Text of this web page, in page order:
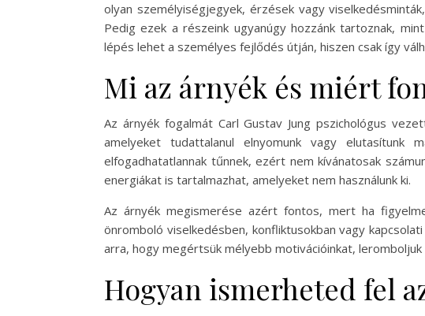
olyan személyiségjegyek, érzések vagy
Pedig ezek a részeink ugyanúgy hozzánk tartoznak,
lépés lehet a személyes fejlődés útján, hiszen csak így
Mi az árnyék és miért
Az árnyék fogalmát Carl Gustav Jung pszichológus
amelyeket tudattalanul elnyomunk vagy elutasítunk
elfogadhatatlannak tűnnek, ezért nem kívánatosak
energiákat is tartalmazhat, amelyeket nem használunk ki.
Az árnyék megismerése azért fontos, mert ha
önromboló viselkedésben, konfliktusokban vagy
arra, hogy megértsük mélyebb motivációinkat,
Hogyan ismerheted fel